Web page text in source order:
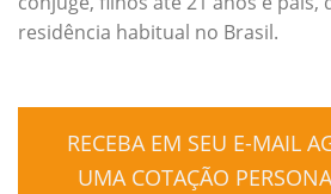
residência habitual no Brasil.
RECEBA EM SEU E-MAIL
UMA COTAÇÃO